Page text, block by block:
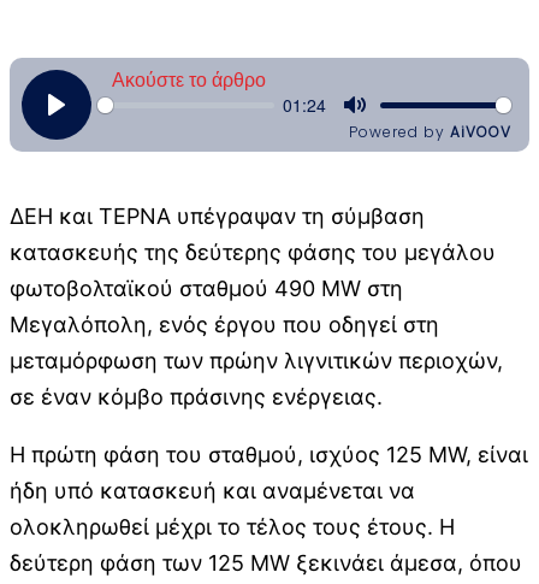
ΔΕΗ και ΤΕΡΝΑ υπέγραψαν τη σύμβαση
κατασκευής της δεύτερης φάσης του μεγάλου
φωτοβολταϊκού σταθμού 490 MW στη
Μεγαλόπολη, ενός έργου που οδηγεί στη
μεταμόρφωση των πρώην λιγνιτικών περιοχών,
σε έναν κόμβο πράσινης ενέργειας.
Η πρώτη φάση του σταθμού, ισχύος 125 MW, είναι
ήδη υπό κατασκευή και αναμένεται να
ολοκληρωθεί μέχρι το τέλος τους έτους. Η
δεύτερη φάση των 125 MW ξεκινάει άμεσα, όπου